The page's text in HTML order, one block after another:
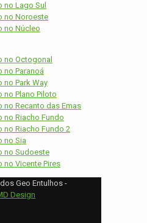
no Lago Sul
no Noroeste
no Núcleo
no Octogonal
no Paranoá
no Park Way
no Plano Piloto
no Recanto das Emas
no Riacho Fundo
no Riacho Fundo 2
no Sia
no Sudoeste
no Vicente Pires
Geo Entulhos -
Design